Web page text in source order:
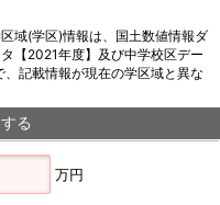
域(学区)情報は、国土数値情報ダ
【2021年度】及び中学校区デー
記載情報が現在の学区域と異な
る
万円